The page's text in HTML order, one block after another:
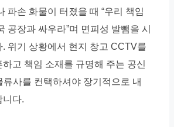
파손 화물이 터졌을 때 “우리 책임
공장과 싸우라”며 면피성 발뺌을 시
. 위기 상황에서 현지 창고 CCTV를
고 책임 소재를 규명해 주는 공신
류사를 컨택하셔야 장기적으로 내
니다.